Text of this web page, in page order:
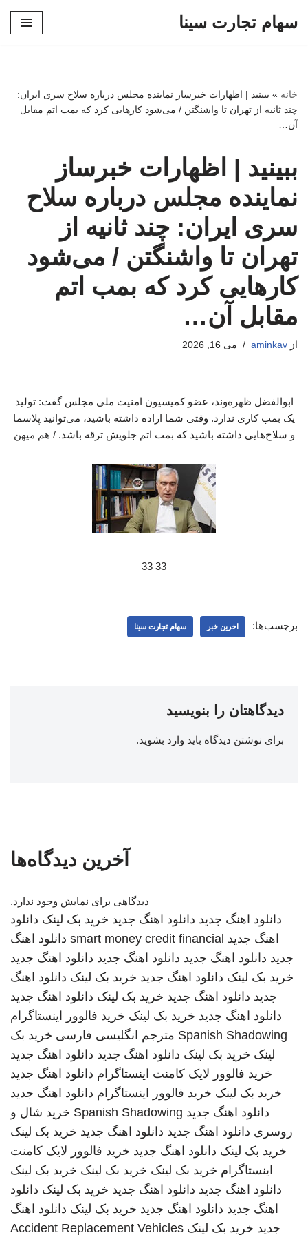
سهام تجارت سینا
خانه » ببینید | اظهارات خبرساز نماینده مجلس درباره سلاح سری ایران:
چند ثانیه از تهران تا واشنگتن / می‌شود کارهایی کرد که بمب اتم مقابل
آن…
ببینید | اظهارات خبرساز
نماینده مجلس درباره سلاح
سری ایران: چند ثانیه از
تهران تا واشنگتن / می‌شود
کارهایی کرد که بمب اتم
مقابل آن…
از aminkav می 16, 2026
ابوالفضل ظهره‌وند، عضو کمیسیون امنیت ملی مجلس گفت: تولید
یک بمب کاری ندارد. وقتی شما اراده داشته باشید، می‌توانید پلاسما
و سلاح‌هایی داشته باشید که بمب اتم جلویش ترقه باشد. / هم میهن
33 33
برچسب‌ها: اخرین خبر سهام تجارت سینا
دیدگاهتان را بنویسید
برای نوشتن دیدگاه باید وارد بشوید.
آخرین دیدگاه‌ها
دیدگاهی برای نمایش وجود ندارد.
دانلود اهنگ جدید دانلود اهنگ جدید خرید بک لینک دانلود
اهنگ جدید smart money credit financial دانلود اهنگ
جدید دانلود اهنگ جدید دانلود اهنگ جدید دانلود اهنگ جدید
خرید بک لینک دانلود اهنگ جدید خرید بک لینک دانلود اهنگ
جدید دانلود اهنگ جدید خرید بک لینک دانلود اهنگ جدید
دانلود اهنگ جدید خرید بک لینک خرید فالوور اینستاگرام
Spanish Shadowing مترجم انگلیسی فارسی خرید بک
لینک خرید بک لینک دانلود اهنگ جدید دانلود اهنگ جدید
خرید فالوور لایک کامنت اینستاگرام دانلود اهنگ جدید
خرید بک لینک خرید فالوور اینستاگرام دانلود اهنگ جدید
دانلود اهنگ جدید Spanish Shadowing خرید شال و
روسری دانلود اهنگ جدید دانلود اهنگ جدید خرید بک لینک
خرید بک لینک دانلود اهنگ جدید خرید فالوور لایک کامنت
اینستاگرام خرید بک لینک خرید بک لینک خرید بک لینک
دانلود اهنگ جدید دانلود اهنگ جدید خرید بک لینک دانلود
اهنگ جدید دانلود اهنگ جدید خرید بک لینک دانلود اهنگ
جدید خرید بک لینک Accident Replacement Vehicles